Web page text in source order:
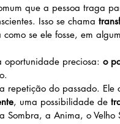
que a pessoa traga
Isso se chama
como se ele fosse, em
oportunidade preciosa: o
do passado. Ele
, uma possibilidade de
Sombra, a Anima, o